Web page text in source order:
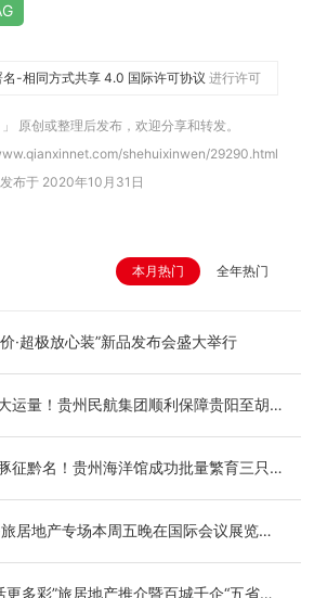
名-相同方式共享 4.0 国际许可协议 进行许可
」 原创或整理后发布，欢迎分享和转发。
shehuixinwen/29290.html
发布于 2020年10月31日
本月热门 全年热门
·超极放心装”新品发布会盛大举行
运量！贵州民航集团顺利保障贵阳至胡
征黔名！贵州海洋馆成功批量繁育三只
居地产专场本周五晚在国际会议展览中
更多彩”旅居地产推介暨百城千企“五省